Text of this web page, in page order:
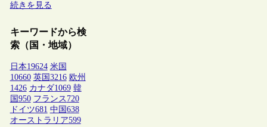
続きを見る
キーワードから検
索（国・地域）
日本19624 米国
10660 英国 3216 欧州
1426 カナダ1069 韓
国 950 フランス 720
ドイツ681 中国 638
オーストラリア599